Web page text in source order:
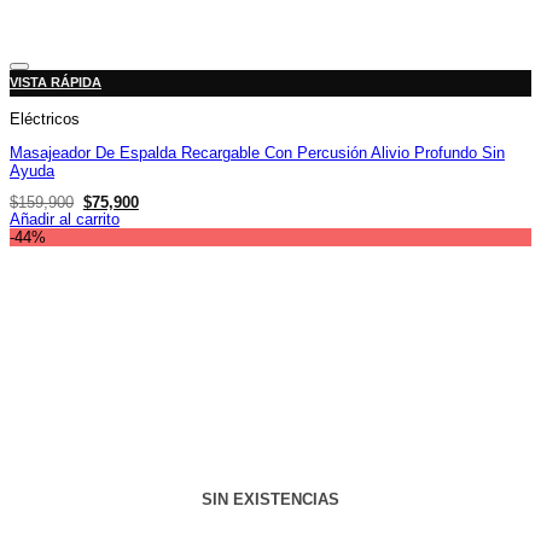
Añadir a la lista de deseos
VISTA RÁPIDA
Eléctricos
Masajeador De Espalda Recargable Con Percusión Alivio Profundo Sin
Ayuda
$159,900 El
precio
original
era:
$75,900El
precio
actual
es:
Añadir al carrito
-44%
SIN EXISTENCIAS